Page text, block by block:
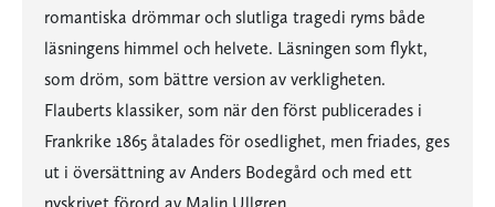
romantiska drömmar och slutliga tragedi ryms både
läsningens himmel och helvete. Läsningen som flykt,
som dröm, som bättre version av verkligheten.
Flauberts klassiker, som när den först publicerades i
Frankrike 1865 åtalades för osedlighet, men friades, ges
ut i översättning av Anders Bodegård och med ett